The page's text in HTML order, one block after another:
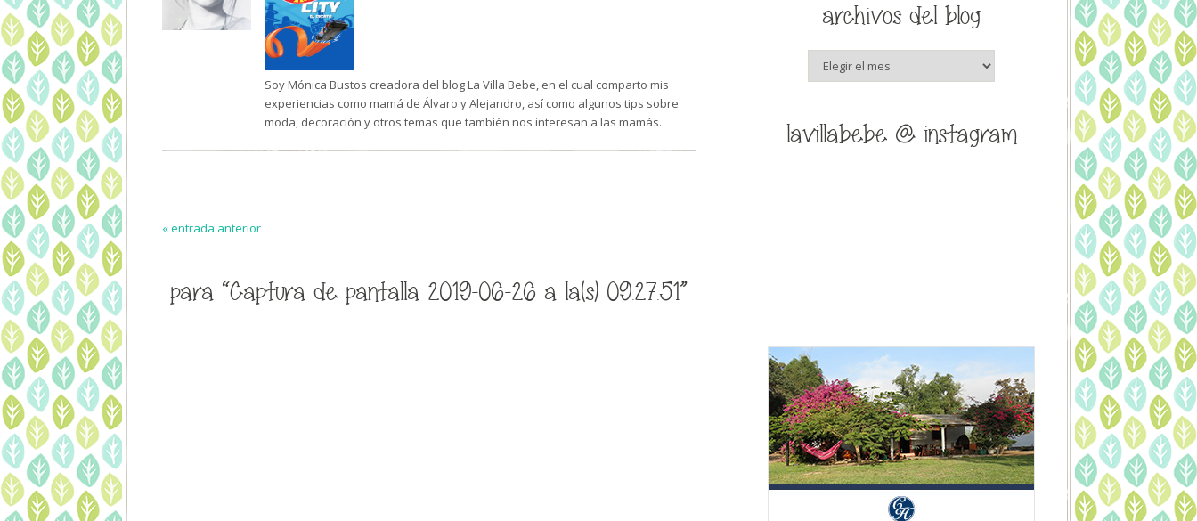
Soy Mónica Bustos creadora del blog La Villa Bebe, en el cual comparto mis
experiencias como mamá de Álvaro y Alejandro, así como algunos tips sobre
moda, decoración y otros temas que también nos interesan a las mamás.
« entrada anterior
para “Captura de pantalla 2019-06-26 a la(s) 09.27.51”
archivos del blog
archivos
lavillabebe @ instagram